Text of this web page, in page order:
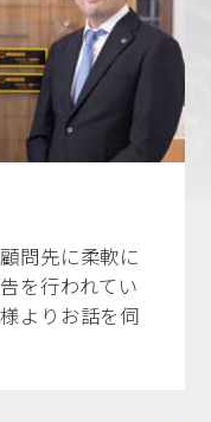
問先に柔軟に
を行われてい
よりお話を伺